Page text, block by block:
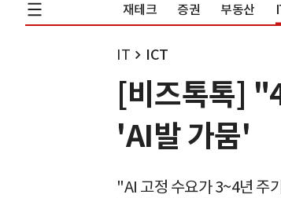
재테크 증권 부동산
IT ICT
[비즈톡톡]
'AI발 가뭄'
"AI 고정 수요가 3~4년 주